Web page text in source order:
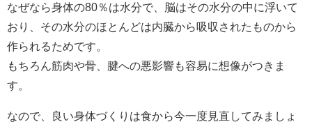
なぜなら身体の80％は水分で、脳はその水分の中に浮いて
おり、その水分のほとんどは内臓から吸収されたものから
作られるためです。
もちろん筋肉や骨、腱への悪影響も容易に想像がつきま
す。
なので、良い身体づくりは食から今一度見直してみましょ